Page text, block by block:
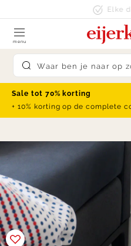
Elke
Submit search
menu
Sale tot 70% korting
+ 10% korting op de complete